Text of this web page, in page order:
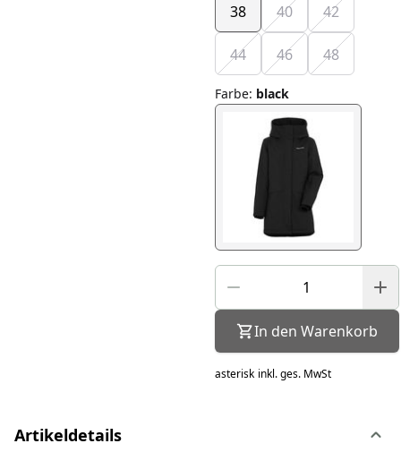
38 40 42
44 46 48
Farbe: black
In den Warenkorb
asterisk inkl. ges. MwSt
Artikeldetails